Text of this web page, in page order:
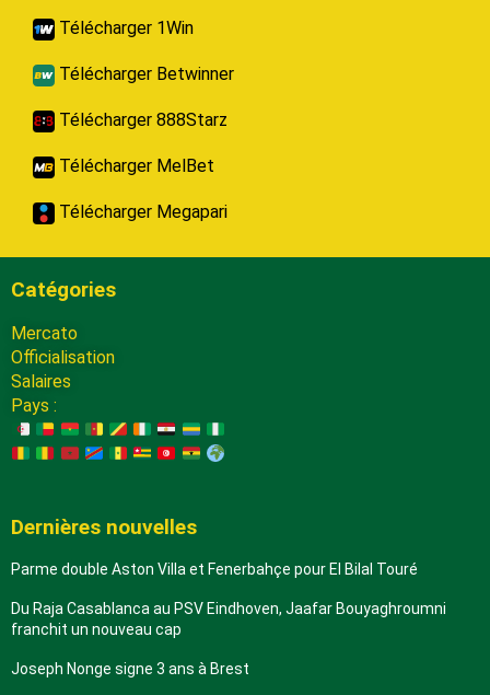
Télécharger 1Win
Télécharger Betwinner
Télécharger 888Starz
Télécharger MelBet
Télécharger Megapari
Catégories
Mercato
Officialisation
Salaires
Pays :
Dernières nouvelles
Parme double Aston Villa et Fenerbahçe pour El Bilal Touré
Du Raja Casablanca au PSV Eindhoven, Jaafar Bouyaghroumni
franchit un nouveau cap
Joseph Nonge signe 3 ans à Brest